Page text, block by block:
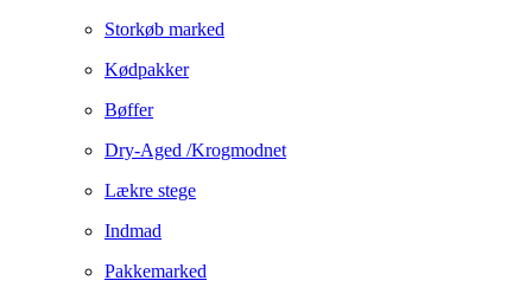
Storkøb marked
Kødpakker
Bøffer
Dry-Aged /Krogmodnet
Lækre stege
Indmad
Pakkemarked